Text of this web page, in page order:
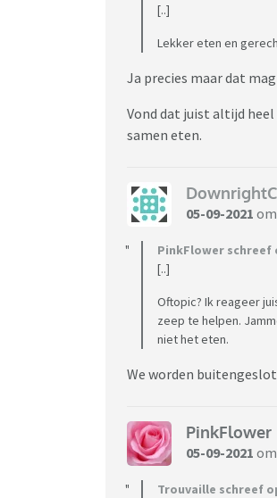
[..]
Lekker eten en
Ja precies maar dat
Vond dat juist altijd
samen eten.
05-09-2021
PinkFlower schreef
[..]
Oftopic? Ik reageer
zeep te helpen.
niet het eten.
We worden
PinkFlower
05-09-2021
Trouvaille schreef